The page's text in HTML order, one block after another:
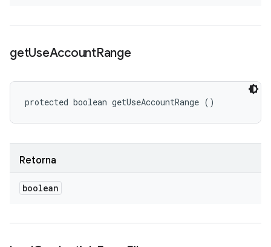
getUseAccountRange
protected boolean getUseAccountRange ()
Retorna
boolean